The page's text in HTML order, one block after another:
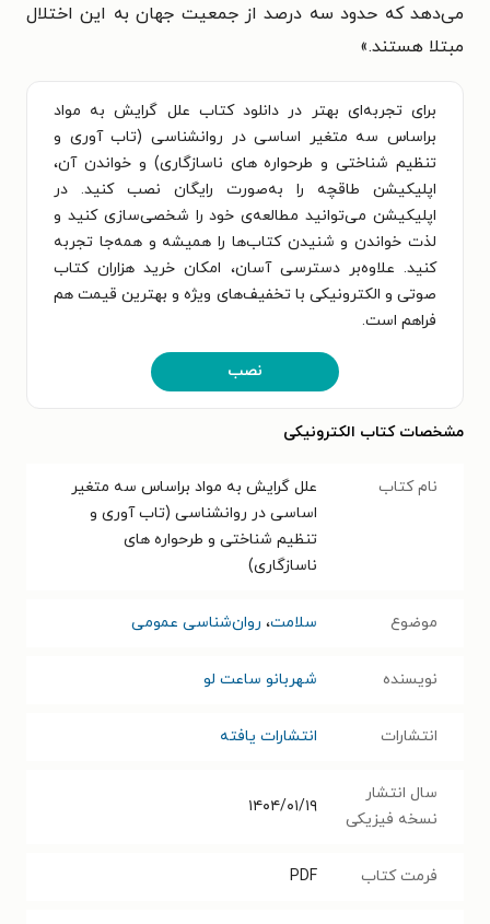
می‌دهد که حدود سه درصد از جمعیت جهان به این اختلال
مبتلا هستند.»
برای تجربه‌ای بهتر در دانلود کتاب علل گرایش به مواد
براساس سه متغیر اساسی در روانشناسی (تاب آوری و
تنظیم شناختی و طرحواره های ناسازگاری) و خواندن آن،
اپلیکیشن طاقچه را به‌صورت رایگان نصب کنید. در
اپلیکیشن می‌توانید مطالعه‌ی خود را شخصی‌سازی کنید و
لذت خواندن و شنیدن کتاب‌ها را همیشه و همه‌جا تجربه
کنید. علاوه‌بر دسترسی آسان، امکان خرید هزاران کتاب
صوتی و الکترونیکی با تخفیف‌های ویژه و بهترین قیمت هم
فراهم است.
نصب
مشخصات کتاب الکترونیکی
نام کتاب
علل گرایش به مواد براساس سه متغیر
اساسی در روانشناسی (تاب آوری و
تنظیم شناختی و طرحواره های
ناسازگاری)
موضوع سلامت، روان‌شناسی عمومی
نویسنده شهربانو ساعت لو
انتشارات انتشارات یافته
سال انتشار
نسخه فیزیکی
۱۴۰۴/۰۱/۱۹
فرمت کتاب PDF